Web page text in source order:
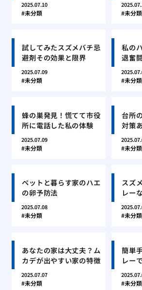
2025.07.10
未分類 未分類
試してみたスズメバチ忌
避剤その効果と限界
2025.07.09
未分類
私の
退奮
未分類
蜂の巣発見！慌てて市役
所に電話した私の体験
2025.07.09
未分類
台所
対策
未分類
ペットと暮らす家のハエ
の卵予防法
2025.07.08
未分類
スズ
レー
未分類
あなたの家は大丈夫？ム
カデが出やすい家の特徴
2025.07.07
未分類
簡単
レー
未分類